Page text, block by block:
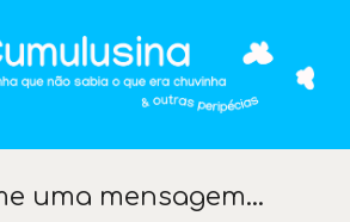
uma mensagem…